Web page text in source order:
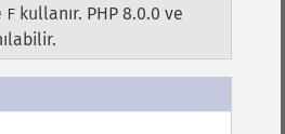
F kullanır. PHP 8.0.0 ve